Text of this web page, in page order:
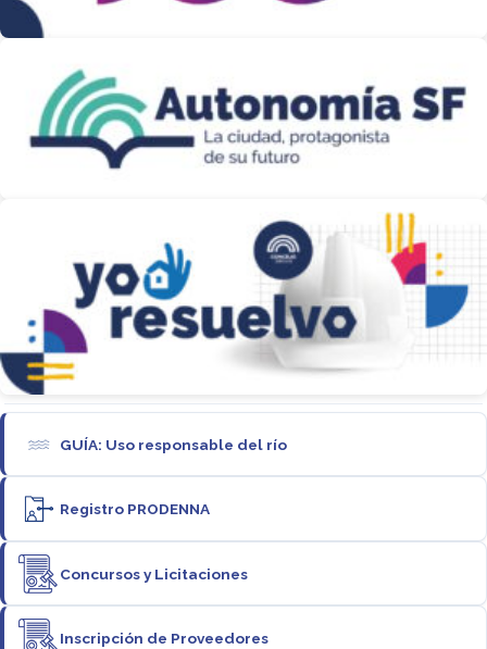
GUÍA: Uso responsable del río
Registro PRODENNA
Concursos y Licitaciones
Inscripción de Proveedores